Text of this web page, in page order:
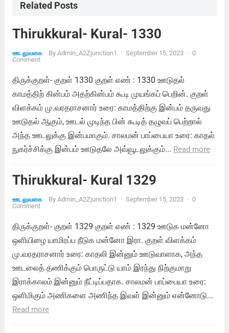
Related Posts
Thirukkural- Kural- 1330
ஊடலுவகை By Admin_A2Zjunction1 · September 15, 2023 · 0
Comment
திருக்குறள்- குறள் 1330 குறள் எண் : 1330 ஊடுதல்
காமத்திற் கின்பம் அதற்கின்பம் கூடி முயங்கப் பெறின். குறள்
விளக்கம் மு.வரதராசனார் உரை: காமத்திற்கு இன்பம் தருவது
ஊடுதல் ஆகும், ஊடல் முடிந்த பின் கூடித் தழுவப் பெற்றால்
அந்த ஊடலுக்கு இன்பமாகும். சாலமன் பாப்பையா உரை: காதல்
நுகர்ச்சிக்கு இன்பம் ஊடுதலே அவ்வூடலுக்கும்... Read more
Thirukkural- Kural 1329
ஊடலுவகை By Admin_A2Zjunction1 · September 15, 2023 · 0
Comment
திருக்குறள்- குறள் 1329 குறள் எண் : 1329 ஊடுக மன்னோ
ஒளியிழை யாமிரப்ப நீடுக மன்னோ இரா. குறள் விளக்கம்
மு.வரதராசனார் உரை: காதலி இன்னும் ஊடுவாளாக, அந்த
ஊடலைத் தணிக்கும் பொருட்டு யாம் இரந்து நிற்குமாறு
இராக்காலம் இன்னும் நீட்டிப்பதாக. சாலமன் பாப்பையா உரை:
ஒளிமிகும் அணிகளை அணிந்த இவள் இன்னும் என்னோடு...
Read more